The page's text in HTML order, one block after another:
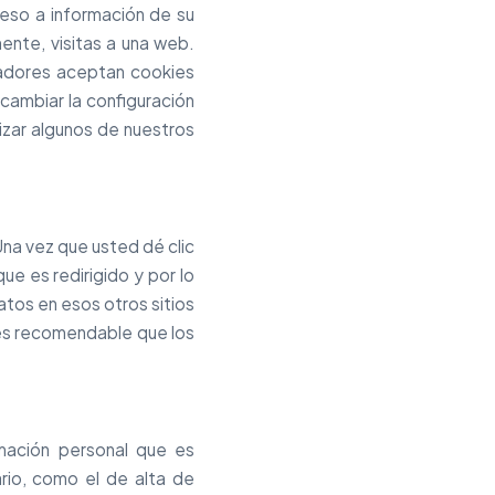
a información de su
visitas a una web.
aceptan cookies
la configuración
algunos de nuestros
vez que usted dé clic
es redirigido y por lo
en esos otros sitios
recomendable que los
personal que es
como el de alta de